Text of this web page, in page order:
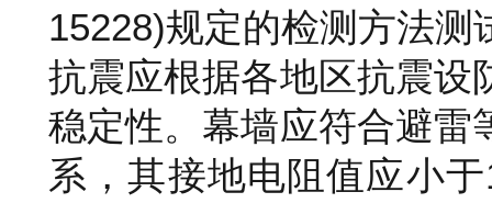
15228)规定的检测方法
抗震应根据各地区抗震设
稳定性。幕墙应符合避雷
系，其接地电阻值应小